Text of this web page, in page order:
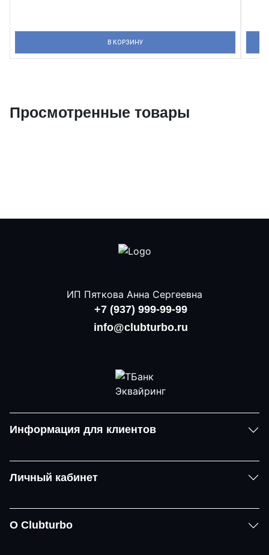
В КОРЗИНУ
Просмотренные товары
ИП Пяткова Анна Сергеевна
+7 (937) 999-99-99
info@clubturbo.ru
Информация для клиентов
Личный кабинет
О Clubturbo